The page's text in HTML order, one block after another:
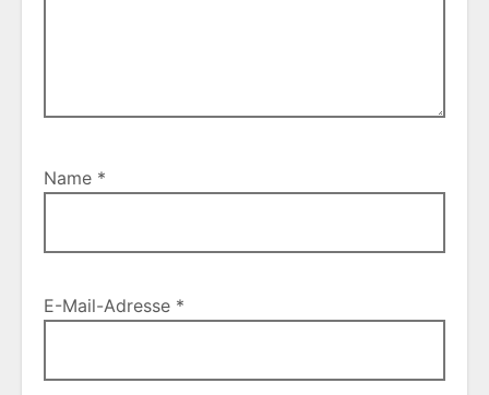
Name *
E-Mail-Adresse *